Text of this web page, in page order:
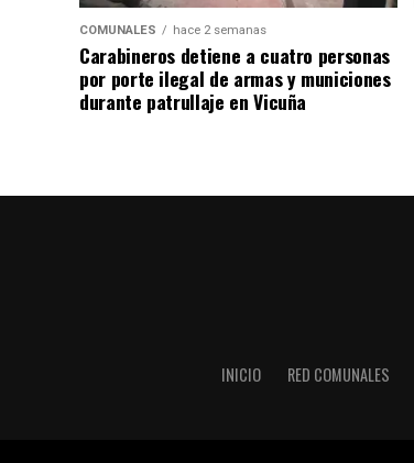
COMUNALES hace 2 semanas
Carabineros detiene a cuatro personas
por porte ilegal de armas y municiones
durante patrullaje en Vicuña
INICIO RED COMUNALES